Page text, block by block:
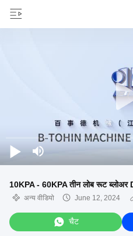
10KPA - 60KPA तीन लोब रूट
अन्य वीडियो June 12, 2024
चैट